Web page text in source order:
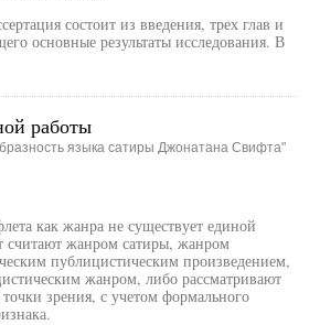
состоит из введения, трех глав и
основные результаты исследования. В
работы
языка сатиры Джонатана Свифта"
как жанра не существует единой
считают жанром сатиры, жанром
публицистическим произведением,
жанром, либо рассматривают
зрения, с учетом формального